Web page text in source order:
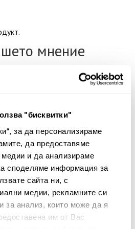
"бисквитки"
за да персонализираме
да предоставяме
и да анализираме
споделяме информация за
сайта ни, с
медии, рекламните си
за анализ, които може да я
им от Вас
мнение
поддържа!